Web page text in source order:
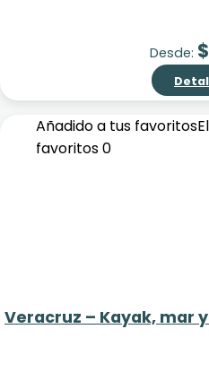
Desde: $
Añadido a tus favoritos
favoritos0
Veracruz – Kayak, mar